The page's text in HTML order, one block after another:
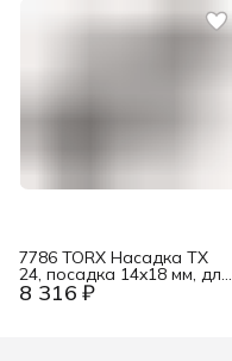
8 316 ₽
7786 TORX Насадка TX
24, посадка 14x18 мм, для
динамометрических
ключей Click-Torque X / XP